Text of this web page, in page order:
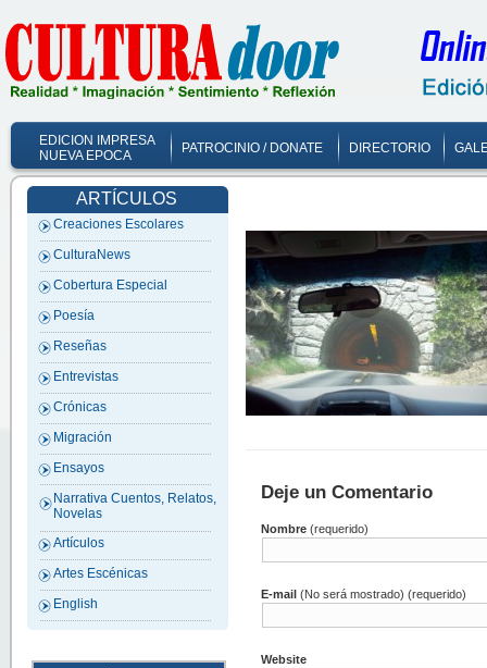
EDICION IMPRESA
NUEVA EPOCA
PATROCINIO / DONATE DIRECTORIO
ARTÍCULOS
Creaciones Escolares
CulturaNews
Cobertura Especial
Poesía
Reseñas
Entrevistas
Crónicas
Migración
Ensayos
Narrativa Cuentos, Relatos,
Novelas
Artículos
Artes Escénicas
English
Deje un Comentario
Nombre (requerido)
E-mail (No será mostrado) (requerido)
Website